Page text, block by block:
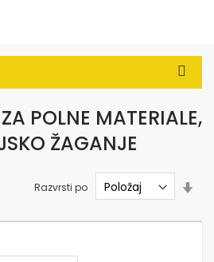
POLNE MATERIALE,
ŽAGANJE
Razvrsti po